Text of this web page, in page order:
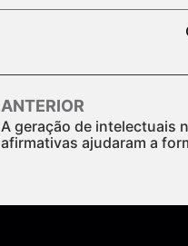
ANTERIOR
A geração de intelectuais
afirmativas ajudaram a